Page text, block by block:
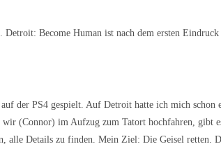
Become Human ist nach dem ersten
der PS4 gespielt. Auf Detroit hatte ich mich schon
(Connor) im Aufzug zum Tatort hochfahren, gibt
alle Details zu finden. Mein Ziel: Die Geisel retten.